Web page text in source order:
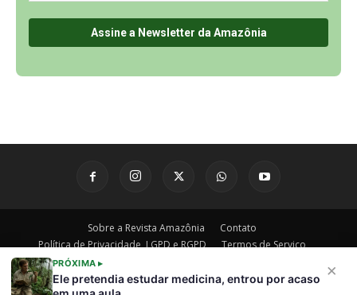
×
PRÓXIMA ▸
Ele pretendia estudar medicina, entrou por acaso
©